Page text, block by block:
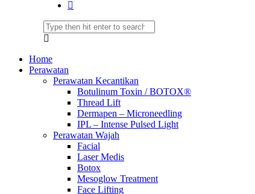
Home
Perawatan
Perawatan Kecantikan
Botulinum Toxin / BOTOX®
Thread Lift
Dermapen – Microneedling
IPL – Intense Pulsed Light
Perawatan Wajah
Facial
Laser Medis
Botox
Mesoglow Treatment
Face Lifting